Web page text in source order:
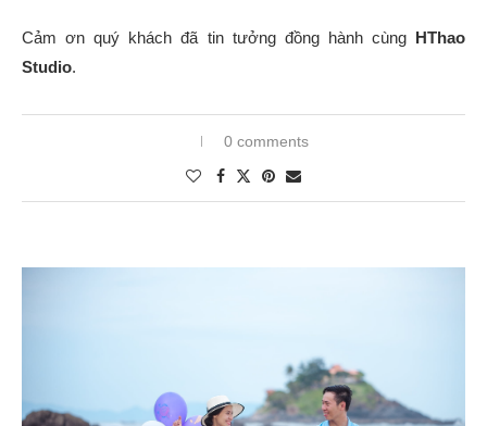
Cảm ơn quý khách đã tin tưởng đồng hành cùng HThao
Studio.
0 comments